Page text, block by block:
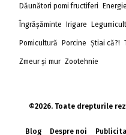
Dăunători pomi fructiferi
Îngrășăminte Irigare
Pomicultură Porcine Știai că?!
Zmeur și mur Zootehnie
©2026. Toate drepturile
Blog Despre noi